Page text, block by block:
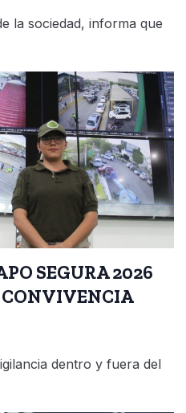
la sociedad, informa que
SEGURA 2026
CONVIVENCIA
dentro y fuera del